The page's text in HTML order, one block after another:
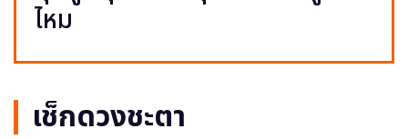
ไหม
เช็กดวงชะตา